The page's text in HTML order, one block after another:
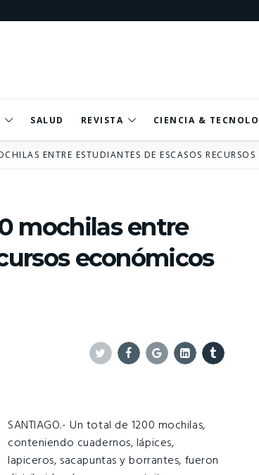
SALUD REVISTA CIENCIA &
ENTRE ESTUDIANTES DE ESCASOS
mochilas entre
económicos
SANTIAGO.- Un total de 1200 mochilas,
conteniendo cuadernos, lápices,
lapiceros, sacapuntas y borrantes, fueron